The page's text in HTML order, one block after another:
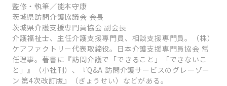
監修・執筆／能本守康
茨城県訪問介護協議会 会長
茨城県介護支援専門員協会 副会長
介護福祉士、主任介護支援専門員、相談支援専門員。（株）
ケアファクトリー代表取締役。日本介護支援専門員協会 常
任理事。著書に『訪問介護で「できること」「できないこ
と」』（小社刊）、『Q&A 訪問介護サービスのグレーゾー
ン 第4次改訂版』（ぎょうせい）などがある。